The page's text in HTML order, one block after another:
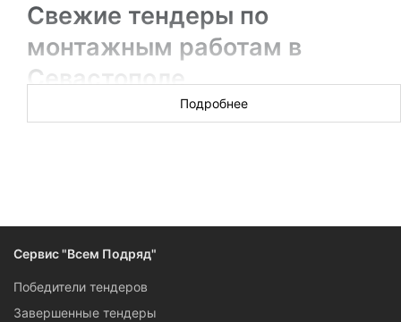
Свежие тендеры по
монтажным работам в
Севастополе
Новых торгов за сегодня: 3
Севастополь в лице администраций, застройщиков,
управляющих компаний.
Подробнее
Сервис "Всем Подряд"
Победители тендеров
Завершенные тендеры